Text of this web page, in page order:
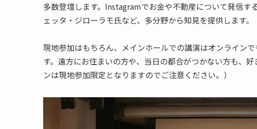
多数登壇します。Instagramでお金や不動産について発信す
ェッタ・ジローラモ氏など、多分野から知見を提供します。
現地参加はもちろん、メインホールでの講演はオンライン
す。遠方にお住まいの方や、当日の都合がつかない方も、
ンは現地参加限定となりますのでご注意ください。）